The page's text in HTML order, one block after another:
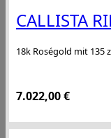
CALLISTA
18k Roségold mit 135
7.022,00€